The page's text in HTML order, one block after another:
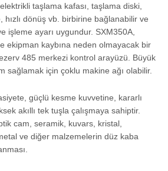
taşlama kafası, taşlama diski,
hızlı dönüş vb. birbirine bağlanabilir ve
işleme ayarı uygundur. SXM350A,
ekipman kaybına neden olmayacak bir
485 merkezi kontrol arayüzü. Büyük
sağlamak için çoklu makine ağı olabilir.
güçlü kesme kuvvetine, kararlı
akıllı tek tuşla çalışmaya sahiptir.
cam, seramik, kuvars, kristal,
ve diğer malzemelerin düz kaba